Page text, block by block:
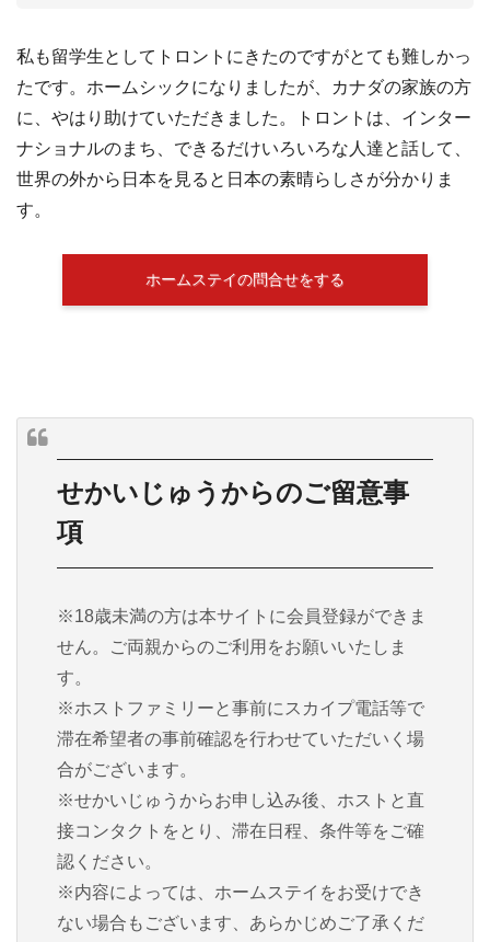
私も留学生としてトロントにきたのですがとても難しかっ
たです。ホームシックになりましたが、カナダの家族の方
に、やはり助けていただきました。トロントは、インター
ナショナルのまち、できるだけいろいろな人達と話して、
世界の外から日本を見ると日本の素晴らしさが分かりま
す。
ホームステイの問合せをする
せかいじゅうからのご留意事
項
※18歳未満の方は本サイトに会員登録ができま
せん。ご両親からのご利用をお願いいたしま
す。
※ホストファミリーと事前にスカイプ電話等で
滞在希望者の事前確認を行わせていただいく場
合がございます。
※せかいじゅうからお申し込み後、ホストと直
接コンタクトをとり、滞在日程、条件等をご確
認ください。
※内容によっては、ホームステイをお受けでき
ない場合もございます、あらかじめご了承くだ